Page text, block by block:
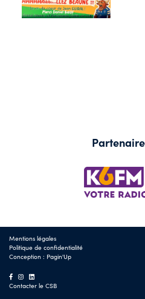
Mentions légales
Politique de confidentialité
Conception : Pagin'Up
Contacter le CSB